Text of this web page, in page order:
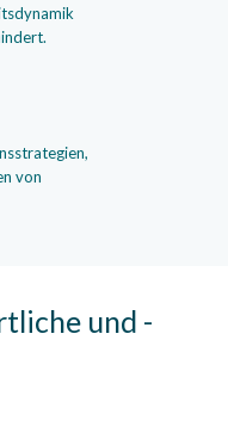
von
und -